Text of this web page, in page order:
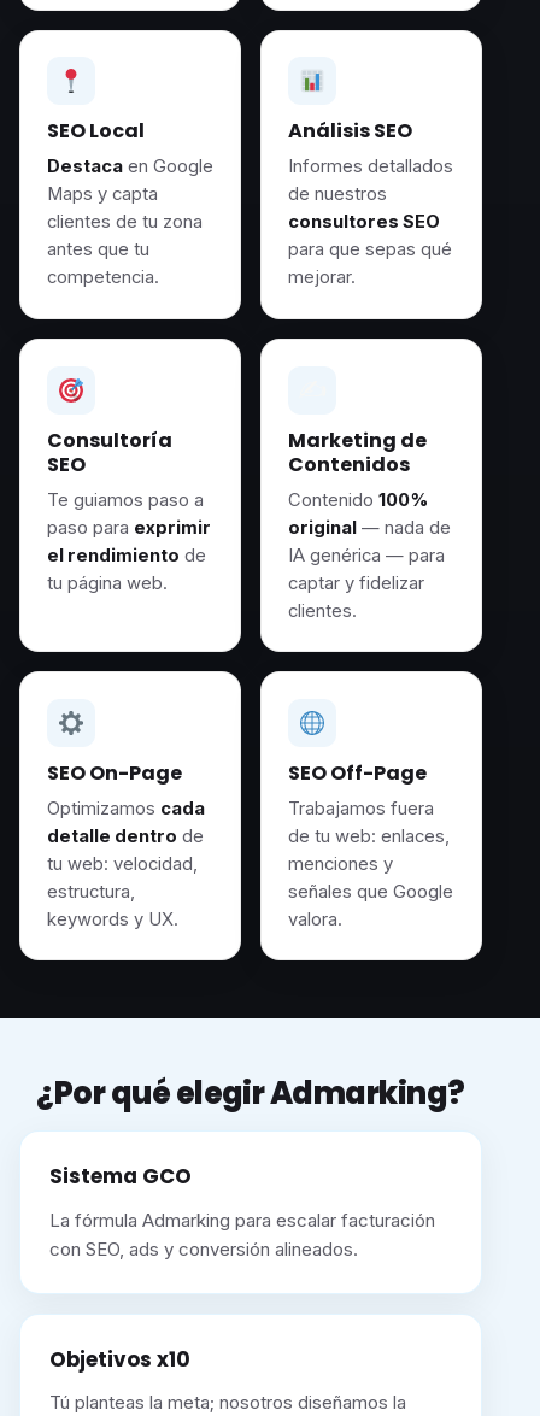
SEO Local
Destacaen Google
Maps y capta
clientes de tu zona
antes que tu
competencia.
Análisis SEO
Informes detallados
de nuestros
consultores SEO
para que sepas qué
mejorar.
Consultoría
SEO
Te guiamos paso a
paso para exprimir
el rendimiento de
tu página web.
Marketing de
Contenidos
Contenido 100%
original— nada de
IA genérica — para
captar y fidelizar
clientes.
SEO On-Page
Optimizamos cada
detalle dentro de
tu web: velocidad,
estructura,
keywords y UX.
SEO Off-Page
Trabajamos fuera
de tu web: enlaces,
menciones y
señales que Google
valora.
¿Por qué elegir Admarking?
Sistema GCO
La fórmula Admarking para escalar facturación
con SEO, ads y conversión alineados.
Objetivos x10
Tú planteas la meta; nosotros diseñamos la